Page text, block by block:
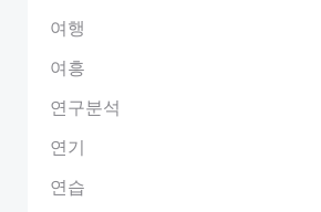
여행
여흥
연구분석
연기
연습